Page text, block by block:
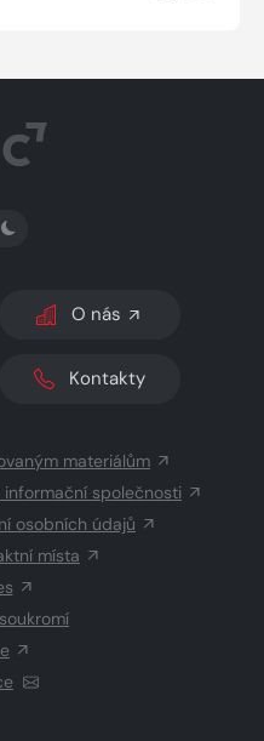
PŘEPNOUT SVĚTLÝ/TMAVÝ REŽIM
O nás
Kontakty
materiálům
informační společnosti
osobních údajů
místa